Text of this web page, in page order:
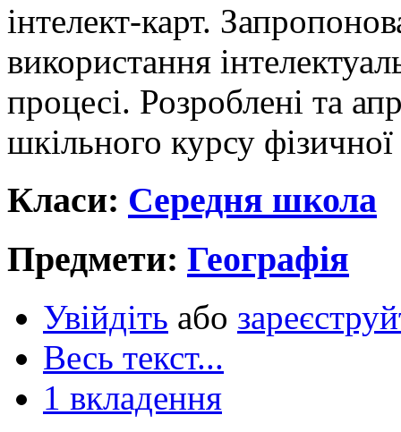
інтелект-карт.
використання
процесі. Розроблені та
шкільного курсу фізичної
Класи: Середня школа
Предмети: Географія
Увійдіть або
Весь текст...
1 вкладення